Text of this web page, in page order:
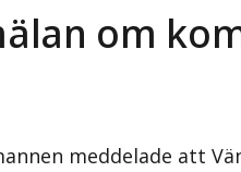
om
meddelade att